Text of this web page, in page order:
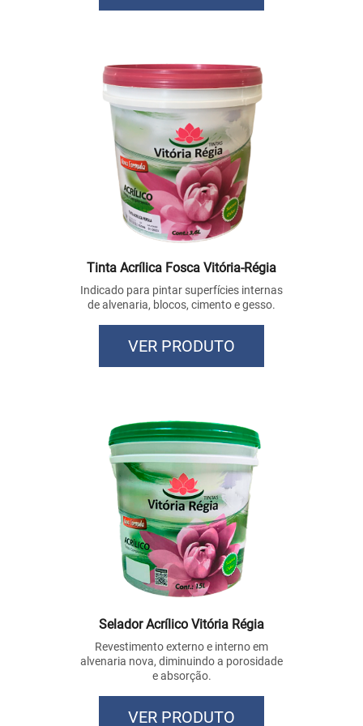
Tinta Acrílica Fosca Vitória-Régia
Indicado para pintar superfícies internas
de alvenaria, blocos, cimento e gesso.
VER PRODUTO
Selador Acrílico Vitória Régia
Revestimento externo e interno em
alvenaria nova, diminuindo a porosidade
e absorção.
VER PRODUTO